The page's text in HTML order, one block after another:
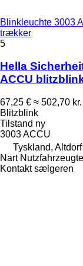
Blinkleuchte 3003
trækker
5
Hella
ACCU
67,25 € ≈ 502,70 kr.
Blitzblink
Tilstand ny
3003 ACCU
Tyskland, Altdorf
Nart
Kontakt sælgeren